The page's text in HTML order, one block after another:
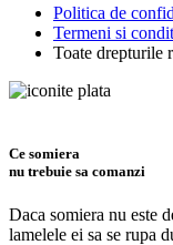
Politica de
Termeni si
Toate drepturile
Ce somiera
nu trebuie sa comanzi
Daca somiera nu este
lamelele ei sa se rupa